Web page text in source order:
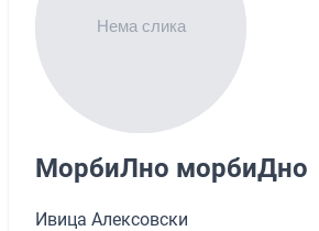
МорбиЛно морбиДно
Ивица Алексовски